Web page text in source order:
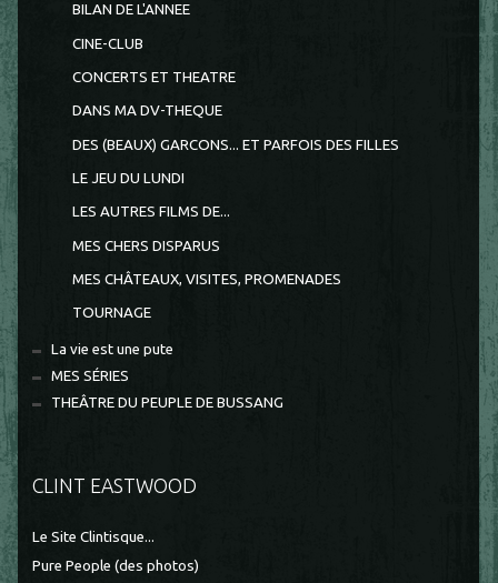
BILAN DE L'ANNEE
CINE-CLUB
CONCERTS ET THEATRE
DANS MA DV-THEQUE
DES (BEAUX) GARCONS... ET PARFOIS DES FILLES
LE JEU DU LUNDI
LES AUTRES FILMS DE...
MES CHERS DISPARUS
MES CHÂTEAUX, VISITES, PROMENADES
TOURNAGE
La vie est une pute
MES SÉRIES
THEÂTRE DU PEUPLE DE BUSSANG
CLINT EASTWOOD
Le Site Clintisque...
Pure People (des photos)